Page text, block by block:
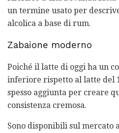
un termine usato per
alcolica a base di rum.
Zabaione moderno
Poiché il latte di oggi ha un
inferiore rispetto al latte del
spesso aggiunta per creare
consistenza cremosa.
Sono disponibili sul mercato